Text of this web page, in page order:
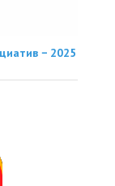
− 2025